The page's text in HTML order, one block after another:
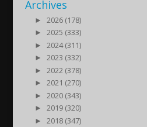
Archives
►
2026 (178)
►
2025 (333)
►
2024 (311)
►
2023 (332)
►
2022 (378)
►
2021 (270)
►
2020 (343)
►
2019 (320)
►
2018 (347)